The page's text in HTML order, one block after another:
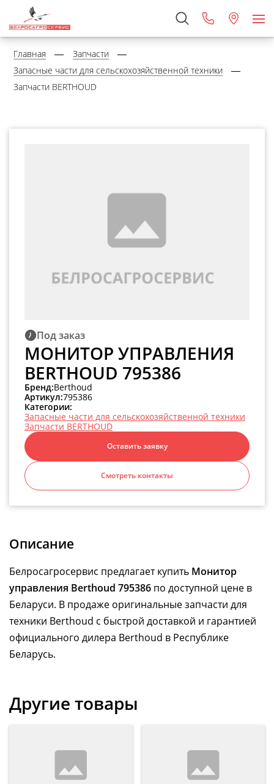
Главная
Запчасти
Запасные части для сельскохозяйственной техники
Запчасти BERTHOUD
Под заказ
МОНИТОР УПРАВЛЕНИЯ
BERTHOUD 795386
Бренд:Berthoud
Артикул:795386
Категории:
Запасные части для сельскохозяйственной техники
Запчасти BERTHOUD
Оставить заявку
Смотреть контакты
Описание
Белросагросервис предлагает купить Монитор
управления Berthoud 795386 по доступной цене в
Беларуси. В продаже оригинальные запчасти для
техники Berthoud с быстрой доставкой и гарантией
официального дилера Berthoud в Республике
Беларусь.
Другие товары